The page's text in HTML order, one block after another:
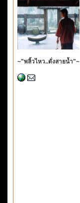
~"พลิ้วไหว..ดั่งสายน้ำ"~